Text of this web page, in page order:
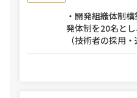
・開発組織体制
発体制を20名と
（技術者の採用・